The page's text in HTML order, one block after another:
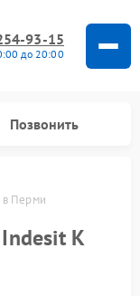
93-15
до 20:00
Позвонить
в Перми
K